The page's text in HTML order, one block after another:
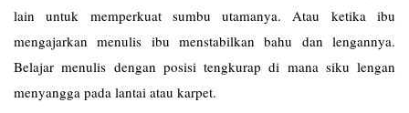
lain untuk memperkuat sumbu utamanya. Atau ketika ibu
mengajarkan menulis ibu menstabilkan bahu dan lengannya.
Belajar menulis dengan posisi tengkurap di mana siku lengan
menyangga pada lantai atau karpet.